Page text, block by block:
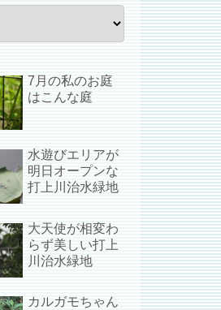
7月の私のお庭
はこんな庭
水遊びエリアが
明日オープンな
打上川治水緑地
大天使が相変わ
らず美しい打上
川治水緑地
カルガモちゃん